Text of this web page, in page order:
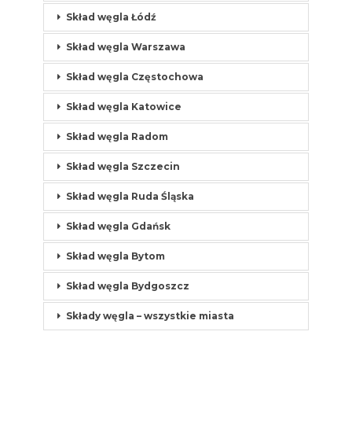
Skład węgla Łódź
Skład węgla Warszawa
Skład węgla Częstochowa
Skład węgla Katowice
Skład węgla Radom
Skład węgla Szczecin
Skład węgla Ruda Śląska
Skład węgla Gdańsk
Skład węgla Bytom
Skład węgla Bydgoszcz
Składy węgla – wszystkie miasta